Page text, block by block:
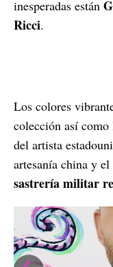
inesperadas están
Ricci.
Los colores
colección así
del artista
artesanía china y
sastrería militar